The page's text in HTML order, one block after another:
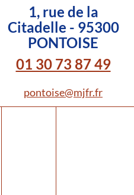
1, rue de la
Citadelle - 95300
PONTOISE
01 30 73 87 49
pontoise@mjfr.fr